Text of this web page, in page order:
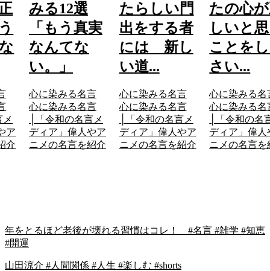
ア
介
みる12選
「もう真実
なんてな
い。」
心に染みる名言
心に染みる名言
│「令和の名言メ
ディア」偉人やア
ニメの名言を紹介
たらしい門
出をする者
には 新し
い道...
心に染みる名言
心に染みる名言
│「令和の名言メ
ディア」偉人やア
ニメの名言を紹介
たの心
しいと
ことを
さい...
心に染みる名
心に染みる名
│「令和の名
ディア」偉人
ニメの名言を
年をとるほど老後が壊れる習慣はコレ！ #名言 #雑学 #知恵
#開運
山田涼介 #人間関係 #人生 #楽しむ #shorts